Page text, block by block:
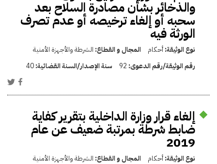
والذخائر بشأن مصادرة السلاح بعد
سحبه أو إلغاء ترخيصه أو عدم تصرف
الورثة فيه
نوع الوثيقة:أحكام المجال و القطاع: الشرطة والأجهزة الأمنية
رقم الوثيقة/رقم الدعوى: 92 سنة الإصدار/السنة القضائية:40
إلغاء قرار وزارة الداخلية بتقرير كفاية
ضابط شرطة بمرتبة ضعيف عن عام
2019
نوع الوثيقة:أحكام المجال و القطاع: الشرطة والأجهزة الأمنية